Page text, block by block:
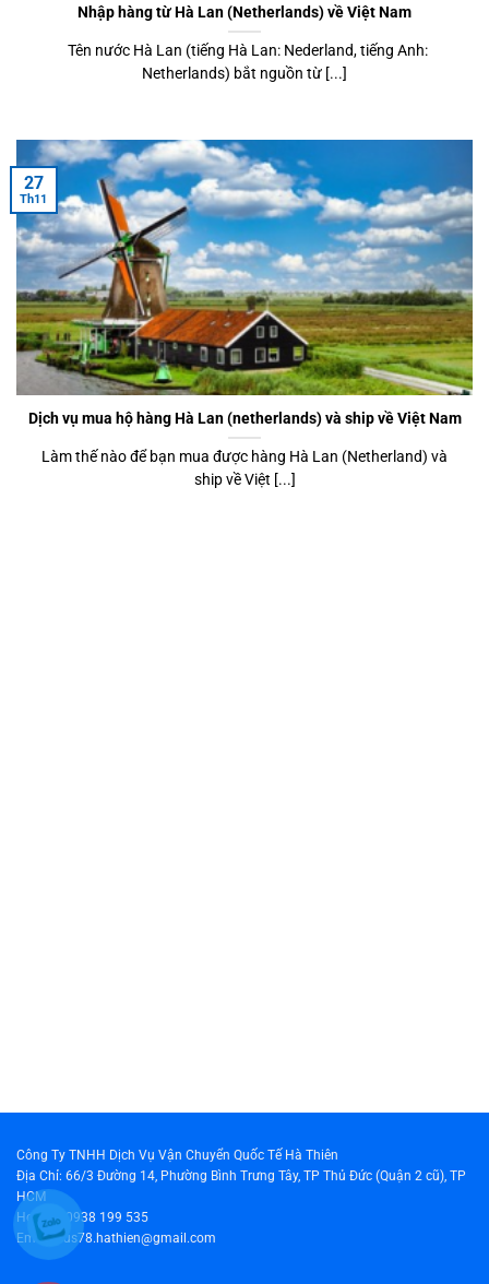
Nhập hàng từ Hà Lan (Netherlands) về Việt Nam
Tên nước Hà Lan (tiếng Hà Lan: Nederland, tiếng Anh:
Netherlands) bắt nguồn từ [...]
Dịch vụ mua hộ hàng Hà Lan (netherlands) và ship về Việt Nam
Làm thế nào để bạn mua được hàng Hà Lan (Netherland) và
ship về Việt [...]
27
Th11
Công Ty TNHH Dịch Vụ Vận Chuyển Quốc Tế Hà Thiên
Địa Chỉ: 66/3 Đường 14, Phường Bình Trưng Tây, TP Thủ Đức (Quận 2 cũ), TP
HCM
Hotline: 0938 199 535
Email: cus78.hathien@gmail.com